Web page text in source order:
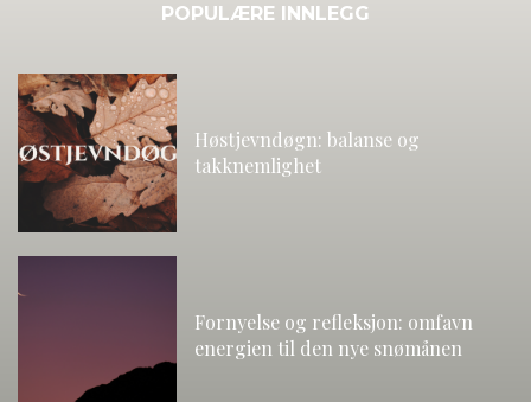
POPULÆRE INNLEGG
Høstjevndøgn: balanse og
takknemlighet
Fornyelse og refleksjon: omfavn
energien til den nye snømånen